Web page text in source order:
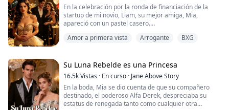
—Tienes razón. No quiero. Pero ardo por ti, Aria, y no
creo que sobreviva a la temporada s...
En la celebración por la ronda de financiación de la
startup de mi novio, Liam, su mejor amiga, Mia,
apareció con un pastel casero.
Tengo una alergia gravísima al cacahuate. En cuanto
A Mia se le descompuso la cara. Liam me lanzó una
mirada sombría y me ordenó que me lo comiera.
Así que lo hice.
La reacción llegó en cuestión de minutos: la garganta
Amor a primera vista Arrogante BXG
Su Luna Rebelde es una Princesa
16.5kVistas · En curso · Jane Above Story
En la boda, Mia se dio cuenta de que su compañero
destinado, el poderoso Alfa Derek, despreciaba su
estatus de renegada tanto como cualquier otra